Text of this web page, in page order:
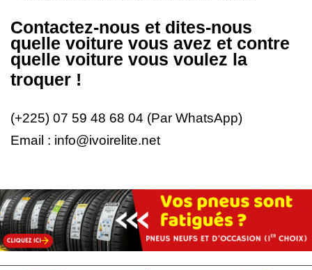
Contactez-nous et dites-nous
quelle voiture vous avez et contre
quelle voiture vous voulez la
troquer !
(+225) 07 59 48 68 04 (Par WhatsApp)
Email : info@ivoirelite.net